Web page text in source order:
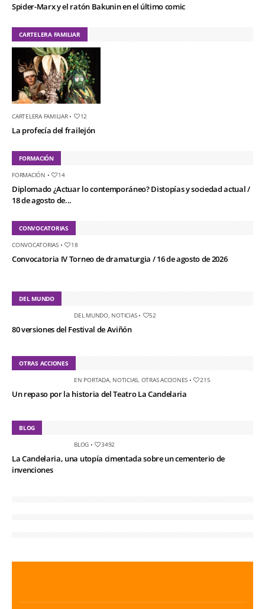
Spider-Marx y el ratón Bakunin en el último comic
CARTELERA FAMILIAR
CARTELERA FAMILIAR• 12
La profecía del frailejón
FORMACIÓN
FORMACIÓN • 14
Diplomado ¿Actuar lo contemporáneo? Distopías y sociedad actual /
18 de agosto de...
CONVOCATORIAS
CONVOCATORIAS• 18
Convocatoria IV Torneo de dramaturgia / 16 de agosto de 2026
DEL MUNDO
DEL MUNDO, NOTICIAS• 52
80 versiones del Festival de Aviñón
OTRAS ACCIONES
EN PORTADA, NOTICIAS OTRAS ACCIONES • 215
Un repaso por la historia del Teatro La Candelaria
BLOG
BLOG • 3492
La Candelaria, una utopía cimentada sobre un cementerio de
invenciones